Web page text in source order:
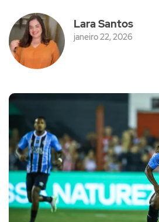
Lara Santos
janeiro 22, 2026